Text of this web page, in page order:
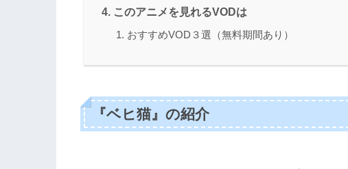
このアニメを見れるVODは
おすすめVOD３選（無料期間あり）
『ベヒ猫』の紹介